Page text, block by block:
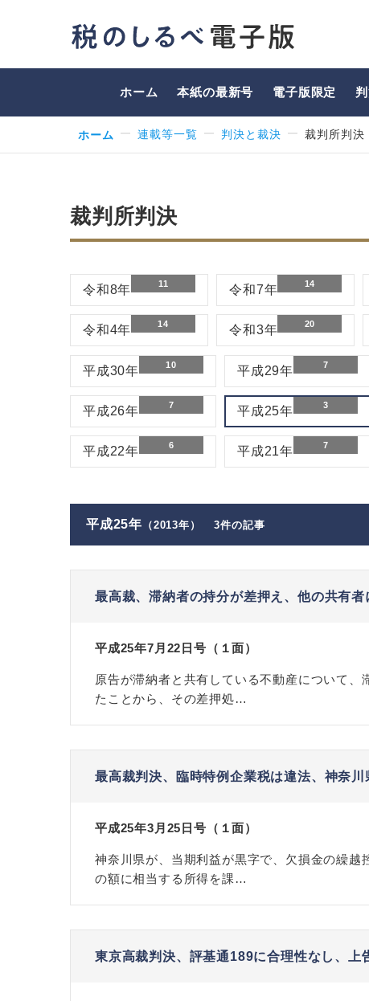
ホーム 本紙の最新号 電子版限定
ホーム 連載等一覧 判決と裁決 裁判所判決
裁判所判決
令和8年 11 令和7年 14
令和4年 14 令和3年 20
平成30年 10 平成29年 7
平成26年 7 平成25年 3
平成22年 6 平成21年 7
平成25年 （2013年） 3件の記事
最高裁、滞納者の持分が差押え、他の共有
平成25年7月22日号（１面）
原告が滞納者と共有している不動産について
たことから、その差押処…
最高裁判決、臨時特例企業税は違法、神奈川
平成25年3月25日号（１面）
神奈川県が、当期利益が黒字で、欠損金の繰
の額に相当する所得を課…
東京高裁判決、評基通189に合理性なし、上